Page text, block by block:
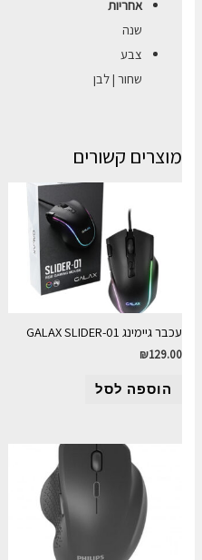
אחריות
שנה
צבע
שחור | לבן
מוצרים קשורים
עכבר גיימינג GALAX SLIDER-01
₪129.00
הוספה לסל